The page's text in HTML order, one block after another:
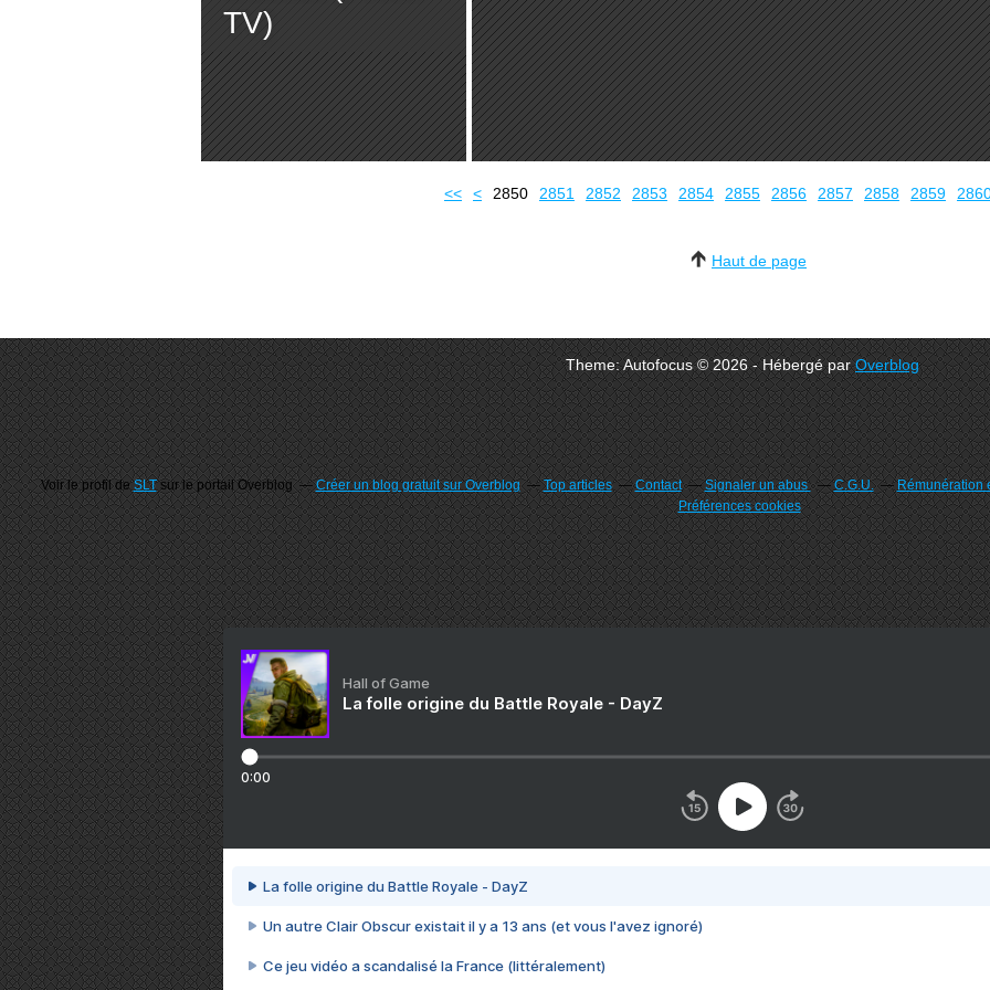
TV)
<< < 2800
2810
2820
2830
2840
2850 2851 2852 2853 2854 2855 2856 2857 2858 2859
Haut de page
Theme: Autofocus © 2026 - Hébergé parOverblog
Voir le profil deSLTsur le portail Overblog Créer un blog gratuit sur Overblog Top articles Contact Signaler un abus C.G.U. Rémunération
Préférences cookies
Hall of Game
La folle origine du Battle Royale - DayZ
0:00
La folle origine du Battle Royale - DayZ
Un autre Clair Obscur existait il y a 13 ans (et vous l'avez ignoré)
Ce jeu vidéo a scandalisé la France (littéralement)